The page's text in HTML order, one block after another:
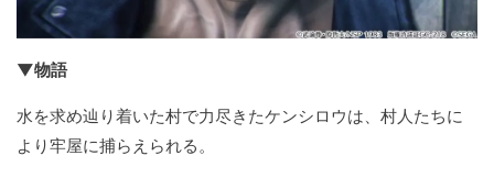
▼物語
水を求め辿り着いた村で力尽きたケンシロウは、村人たちに
より牢屋に捕らえられる。